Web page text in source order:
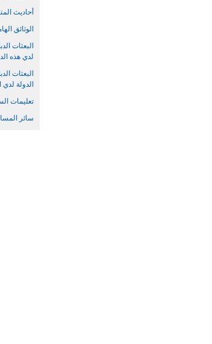
أحاديث
الوثائق
البعثات
لدي هذه
البعثات
الدولة
تعليمات
سائر